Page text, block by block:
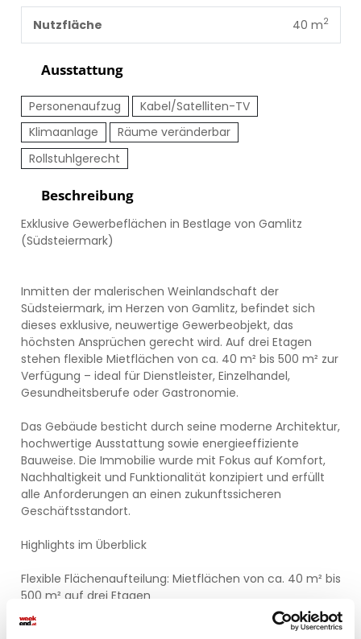
Beschreibung
Exklusive Gewerbeflächen in Bestlage von Gamlitz
(Südsteiermark)
Inmitten der malerischen Weinlandschaft der
Südsteiermark, im Herzen von Gamlitz, befindet sich
dieses exklusive, neuwertige Gewerbeobjekt, das
höchsten Ansprüchen gerecht wird. Auf drei Etagen
stehen flexible Mietflächen von ca. 40 m² bis 500 m² zur
Verfügung – ideal für Dienstleister, Einzelhandel,
Gesundheitsberufe oder Gastronomie.
Das Gebäude besticht durch seine moderne Architektur,
hochwertige Ausstattung sowie energieeffiziente
Bauweise. Die Immobilie wurde mit Fokus auf Komfort,
Nachhaltigkeit und Funktionalität konzipiert und erfüllt
alle Anforderungen an einen zukunftssicheren
Geschäftsstandort.
Highlights im Überblick
Flexible Flächenaufteilung: Mietflächen von ca. 40 m² bis
500 m² auf drei Etagen
Zentrale Lage: Direkt im Ortskern von Gamlitz mit guter
Nutzfläche 40 m2
Ausstattung
Personenaufzug
Kabel/Satelliten-TV
Klimaanlage
Räume veränderbar
Rollstuhlgerecht